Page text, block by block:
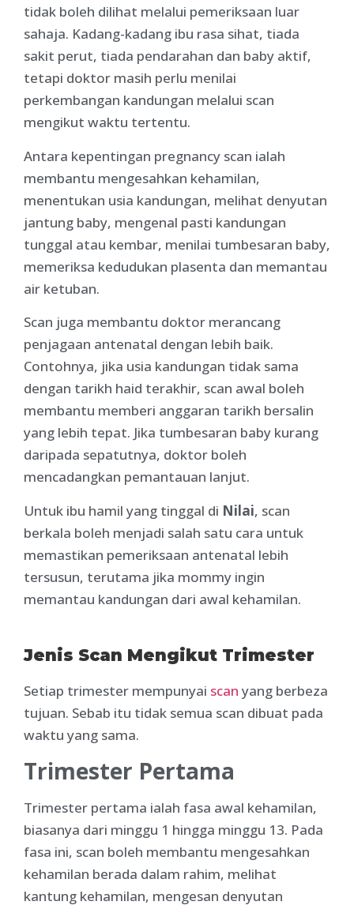
tidak boleh dilihat melalui pemeriksaan luar
sahaja. Kadang-kadang ibu rasa sihat, tiada
sakit perut, tiada pendarahan dan baby aktif,
tetapi doktor masih perlu menilai
perkembangan kandungan melalui scan
mengikut waktu tertentu.
Antara kepentingan pregnancy scan ialah
membantu mengesahkan kehamilan,
menentukan usia kandungan, melihat denyutan
jantung baby, mengenal pasti kandungan
tunggal atau kembar, menilai tumbesaran baby,
memeriksa kedudukan plasenta dan memantau
air ketuban.
Scan juga membantu doktor merancang
penjagaan antenatal dengan lebih baik.
Contohnya, jika usia kandungan tidak sama
dengan tarikh haid terakhir, scan awal boleh
membantu memberi anggaran tarikh bersalin
yang lebih tepat. Jika tumbesaran baby kurang
daripada sepatutnya, doktor boleh
mencadangkan pemantauan lanjut.
Untuk ibu hamil yang tinggal di Nilai, scan
berkala boleh menjadi salah satu cara untuk
memastikan pemeriksaan antenatal lebih
tersusun, terutama jika mommy ingin
memantau kandungan dari awal kehamilan.
Jenis Scan Mengikut Trimester
Setiap trimester mempunyai scan yang berbeza
tujuan. Sebab itu tidak semua scan dibuat pada
waktu yang sama.
Trimester Pertama
Trimester pertama ialah fasa awal kehamilan,
biasanya dari minggu 1 hingga minggu 13. Pada
fasa ini, scan boleh membantu mengesahkan
kehamilan berada dalam rahim, melihat
kantung kehamilan, mengesan denyutan